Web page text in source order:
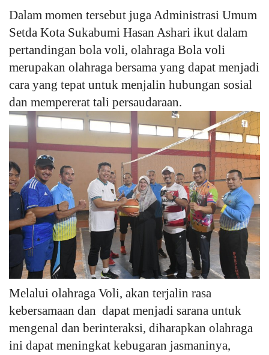
Dalam momen tersebut juga Administrasi Umum
Setda Kota Sukabumi Hasan Ashari ikut dalam
pertandingan bola voli, olahraga Bola voli
merupakan olahraga bersama yang dapat menjadi
cara yang tepat untuk menjalin hubungan sosial
dan mempererat tali persaudaraan.
Melalui olahraga Voli, akan terjalin rasa
kebersamaan dan dapat menjadi sarana untuk
mengenal dan berinteraksi, diharapkan olahraga
ini dapat meningkat kebugaran jasmaninya,